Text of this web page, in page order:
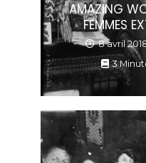
AMAZING
FEMMES
8 avril
3